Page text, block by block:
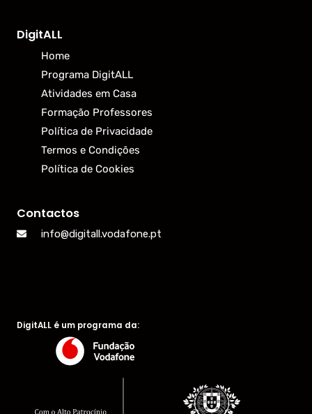
DigitALL
Home
Programa DigitALL
Atividades em Casa
Formação Professores
Política de Privacidade
Termos e Condições
Política de Cookies
Contactos
info@digitall.vodafone.pt
DigitALL é um programa da: